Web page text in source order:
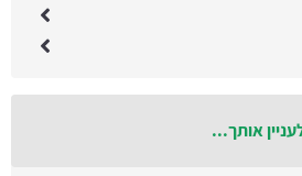
אותך...